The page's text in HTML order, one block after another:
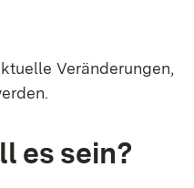
Veränderungen,
es sein?